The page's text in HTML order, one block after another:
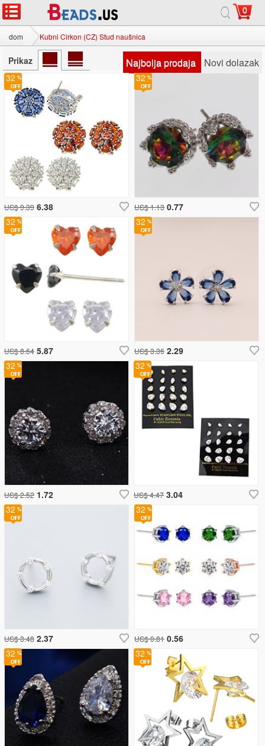
0
dom Kubni Cirkon (CZ) Stud naušnica
Prikaz Najbolja prodaja Novi dolazak
32
US$ 0.81 0.56
32 32
32
US$ 3.36 2.29
32
US$ 1.13 0.77
32
US$ 2.52 1.72
32
US$ 9.39 6.38
32
US$ 3.48 2.37
32
US$ 8.64 5.87
32
US$ 4.47 3.04